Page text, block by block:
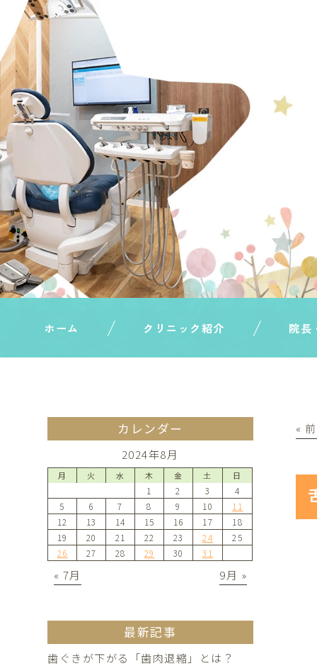
ホーム クリニック紹介 院長
«
カレンダー
2024年8月
月 火 水 木 金 土 日
1 2 3
4
5
6 7 8 9 10
11
12
13 14 15 16 17
18
19
20 21 22 23 24
25
26
27 28 29 30 31
« 7月 9月 »
最新記事
歯ぐきが下がる「歯肉退縮」とは？